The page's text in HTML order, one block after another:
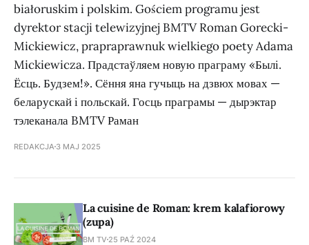
białoruskim i polskim. Gościem programu jest
dyrektor stacji telewizyjnej BMTV Roman Gorecki-
Mickiewicz, prapraprawnuk wielkiego poety Adama
Mickiewicza. Прадстаўляем новую праграму «Былі.
Ёсць. Будзем!». Сёння яна гучыць на дзвюх мовах —
беларускай і польскай. Госць праграмы — дырэктар
тэлеканала BMTV Раман
REDAKCJA 3 MAJ 2025
La cuisine de Roman: krem kalafiorowy
(zupa)
BM TV 25 PAŹ 2024